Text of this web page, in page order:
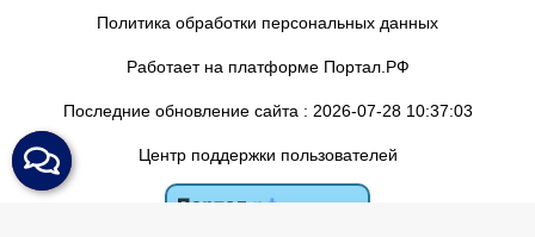
Политика обработки персональных данных
Работает на платформе Портал.РФ
Последние обновление сайта : 2026-07-28 10:37:03
Центр поддержки пользователей